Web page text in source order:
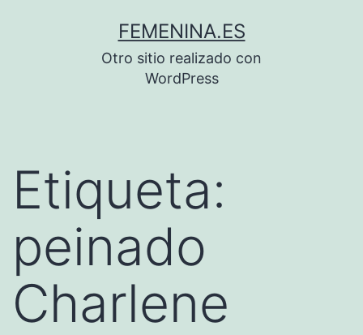
FEMENINA.ES
Otro sitio realizado con
WordPress
Etiqueta:
peinado
Charlene